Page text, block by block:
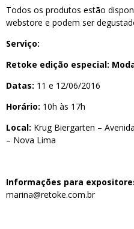
Todos os produtos estão
webstore e podem ser
Serviço:
Retoke edição especial:
Datas: 11 e 12/06/2016
Horário: 10h às 17h
Local: Krug Biergarten –
– Nova Lima
Informações para
marina@retoke.com.br